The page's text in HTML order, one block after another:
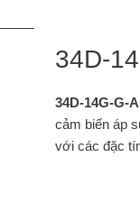
34D-
cảm biến áp
với các đặc